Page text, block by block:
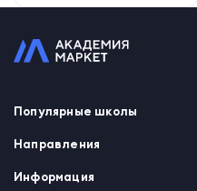
Популярные школы
Skillbox
XYZ School
Направления
Программирование
Информация